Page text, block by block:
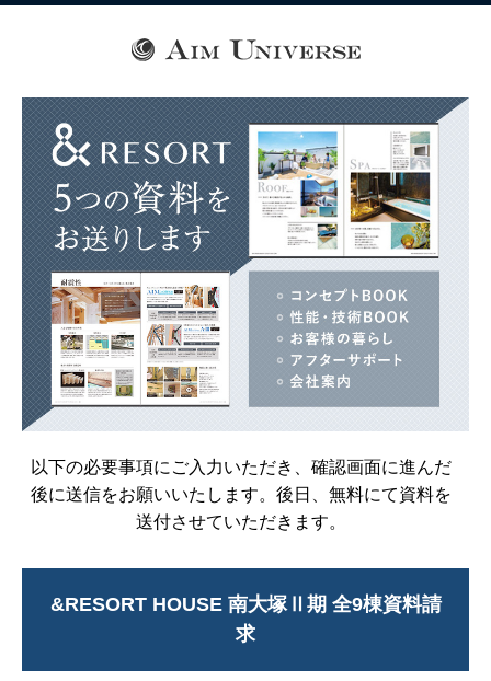
以下の必要事項にご入力いただき、確認画面に進んだ
後に送信をお願いいたします。後日、無料にて資料を
送付させていただきます。
&RESORT HOUSE 南大塚Ⅱ期 全9棟資料請
求